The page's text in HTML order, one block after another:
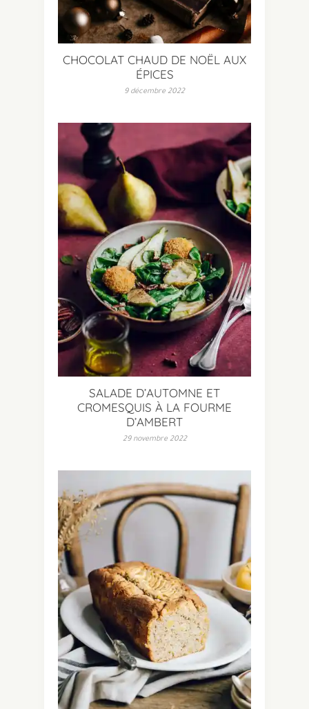
CHOCOLAT CHAUD DE NOËL AUX
ÉPICES
9 décembre 2022
SALADE D’AUTOMNE ET
CROMESQUIS À LA FOURME
D’AMBERT
29 novembre 2022